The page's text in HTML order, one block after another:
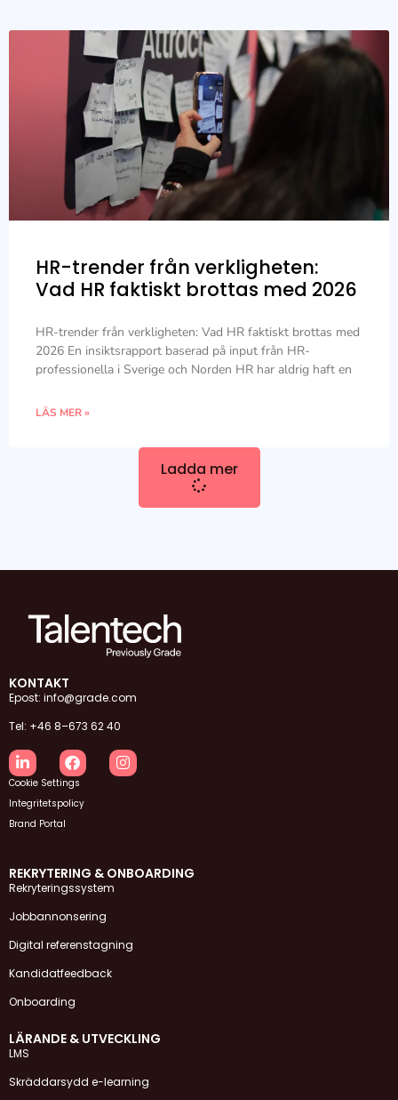
HR-trender från verkligheten:
Vad HR faktiskt brottas med 2026
HR-trender från verkligheten: Vad HR faktiskt brottas med
2026 En insiktsrapport baserad på input från HR-
professionella i Sverige och Norden HR har aldrig haft en
LÄS MER »
Ladda mer
KONTAKT
Epost: info@grade.com
Tel: +46 8–673 62 40
Cookie Settings
Integritetspolicy
Brand Portal
REKRYTERING & ONBOARDING
Rekryteringssystem
Jobbannonsering
Digital referenstagning
Kandidatfeedback
Onboarding
LÄRANDE & UTVECKLING
LMS
Skräddarsydd e-learning